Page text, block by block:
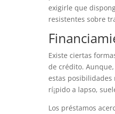
exigirle que
resistentes sobre
Existe ciertas
de crédito.
estas
rí¡pido a lapso,
Los préstamos